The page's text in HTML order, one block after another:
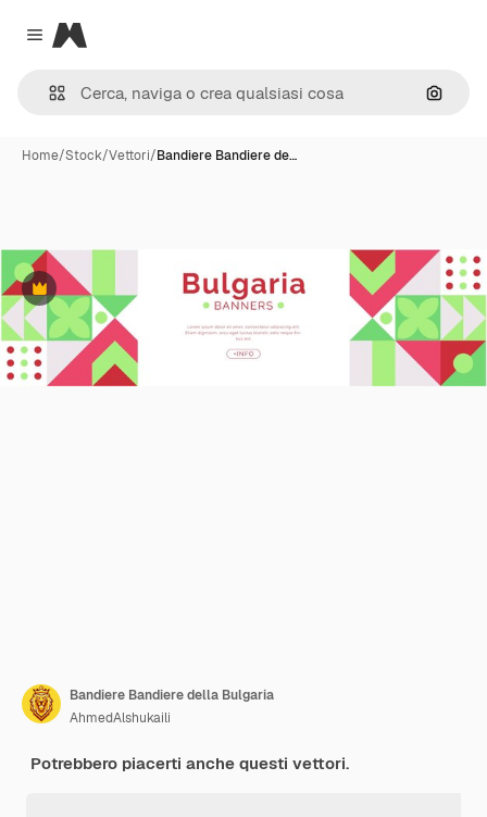
Close menu
Magnific
Cerca
Home/Stock/Vettori/Bandiere Bandiere de…
Premium
Bandiere Bandiere della Bulgaria
AhmedAlshukaili
Potrebbero piacerti anche questi vettori.